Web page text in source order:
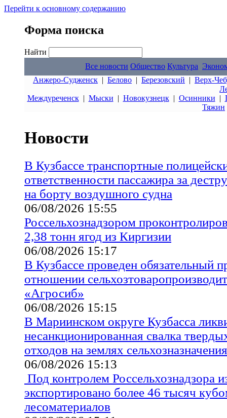
Перейти к основному содержанию
Форма поиска
Найти
Все новости Общество Культура
Анжеро-Судженск | Белово | Березовский | Верх-
Междуреченск| Мыски | Новокузнецк| Осинники |
Тяжин
Новости
В Кузбассе транспортные
ответственности пассажира за
на борту воздушного судна
06/08/2026 15:55
Россельхознадзором
2,38 тонн ягод из Киргизии
06/08/2026 15:17
В Кузбассе проведен обязательный
отношении
«Агросиб»
06/08/2026 15:15
В Мариинском округе Кузбасса
несанкционированная свалка
отходов на землях сельхозназначения
06/08/2026 15:13
Под контролем Россельхознадзора
экспортировано более 46 тысяч
лесоматериалов